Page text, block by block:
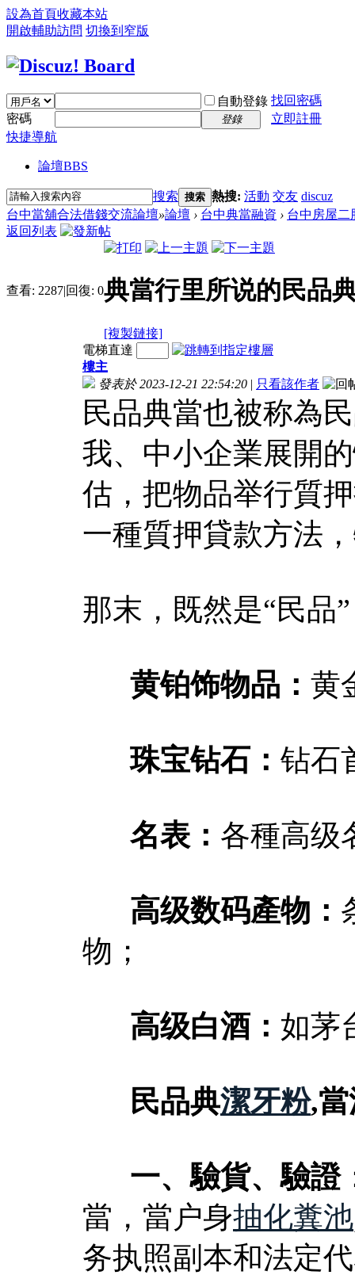
設為首頁收藏本站
開啟輔助訪問 切換到窄版
自動登錄 找回密碼
密碼
登錄
立即註冊
快捷導航
論壇BBS
搜索 搜索 熱搜: 活動 交友 discuz
台中當舖合法借錢交流論壇»論壇 › 台中典當融資 › 台中房屋二
返回列表
查看: 2287|回復: 0典當行里所说的民品
[複製鏈接]
電梯直達
樓主
發表於 2023-12-21 22:54:20 | 只看該作者
民品典當也被称為
我、中小企業展開
估，把物品举行質
一種質押貸款方法
那末，既然是“民品
黄铂饰物品： 黄
珠宝钻石： 钻石
名表： 各種高级
高级数码產物：
物；
高级白酒： 如茅
民品典潔牙粉,
一、驗貨、驗證
當，當户身抽化糞池
务执照副本和法定